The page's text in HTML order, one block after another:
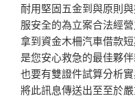
耐用堅固五金到與原則
服安全的為立案合法經
拿到資金木柵汽車借款
是您安心救急的最佳夥
也要有雙證件試算分析
將此訊息傳送出至至於